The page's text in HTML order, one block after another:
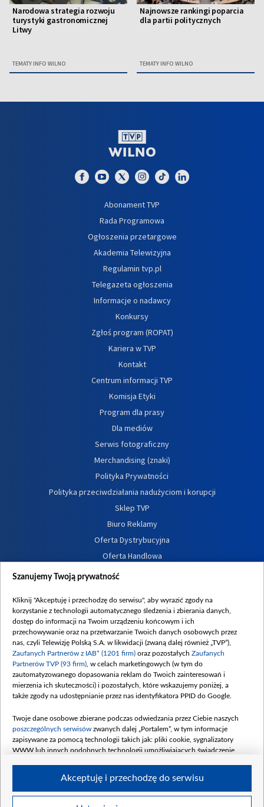
Narodowa strategia rozwoju
turystyki gastronomicznej
Litwy
TEMATY INFO WILNO
Najnowsze rankingi poparcia
dla partii politycznych
TEMATY INFO WILNO
Abonament TVP
Rada Programowa
Ogłoszenia przetargowe
Akademia Telewizyjna
Regulamin tvp.pl
Telegazeta ogłoszenia
Informacje o nadawcy
Konkursy
Zgłoś program (ROPAT)
Kariera w TVP
Kontakt
Centrum informacji TVP
Komisja Etyki
Program dla prasy
Dla mediów
Serwis fotograficzny
Merchandising (znaki)
Polityka Prywatności
Polityka przeciwdziałania nadużyciom i korupcji
Sklep TVP
Biuro Reklamy
Oferta Dystrybucyjna
Oferta Handlowa
Dostępność
Procedura zgłoszeń wewnętrznych
Szanujemy Twoją prywatność
Kliknij "Akceptuję i przechodzę do serwisu", aby wyrazić zgody na
korzystanie z technologii automatycznego śledzenia i zbierania danych,
dostęp do informacji na Twoim urządzeniu końcowym i ich
przechowywanie oraz na przetwarzanie Twoich danych osobowych przez
nas, czyli Telewizję Polską S.A. w likwidacji (zwaną dalej również „TVP”),
Zaufanych Partnerów z IAB* (1201 firm) oraz pozostałych Zaufanych
Partnerów TVP (93 firm) , w celach marketingowych (w tym do
zautomatyzowanego dopasowania reklam do Twoich zainteresowań i
mierzenia ich skuteczności) i pozostałych, które wskazujemy poniżej, a
także zgody na udostępnianie przez nas identyfikatora PPID do Google.
Twoje dane osobowe zbierane podczas odwiedzania przez Ciebie naszych
poszczególnych serwisów zwanych dalej „Portalem”, w tym informacje
zapisywane za pomocą technologii takich jak: pliki cookie, sygnalizatory
WWW lub innych podobnych technologii umożliwiających świadczenie
Twoje dane osobowe zbierane podczas odwiedzania przez Ciebie
Akceptuję i przechodzę do serwisu